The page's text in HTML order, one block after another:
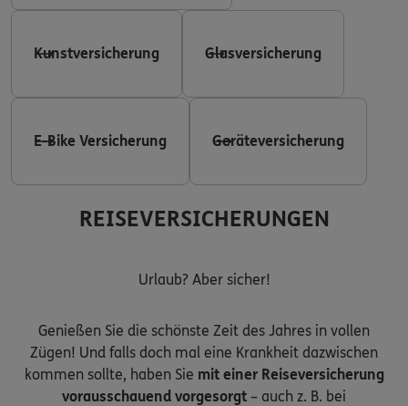
Kunstversicherung Glasversicherung
E-Bike Versicherung Geräteversicherung
REISEVERSICHERUNGEN
Urlaub? Aber sicher!
Genießen Sie die schönste Zeit des Jahres in vollen
Zügen! Und falls doch mal eine Krankheit dazwischen
kommen sollte, haben Sie mit einer Reiseversicherung
vorausschauend vorgesorgt – auch z. B. bei